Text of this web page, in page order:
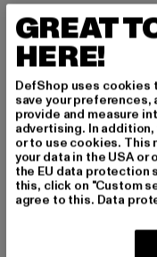
Anlass: Street,
Mehrstückpackung:
Marke: Urban Classics
Kat.: Shorts
Farbe: schwarz
Hersteller Farbe:
Art.Nr: TB4346A-
Hersteller: TB
Dr.-Robert-Murjahn-
GREAT
HERE!
DefShop uses cookies
save your preferences,
provide and measure
advertising. In
or to use cookies. This
your data in the USA
the EU data protection
this, click on "Custom
agree to this. Data